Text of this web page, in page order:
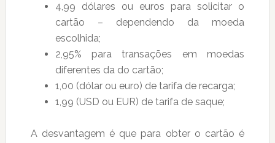
4,99 dólares ou euros para solicitar o
cartão – dependendo da moeda
escolhida;
2,95% para transações em moedas
diferentes da do cartão;
1,00 (dólar ou euro) de tarifa de recarga;
1,99 (USD ou EUR) de tarifa de saque;
A desvantagem é que para obter o cartão é